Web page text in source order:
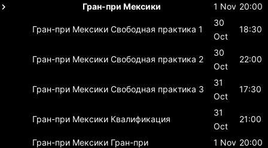
Гран-при Мексики 1 Nov 20:00
Гран-при Мексики Свободная практика 1
30
Oct
18:30
Гран-при Мексики Свободная практика 2
30
Oct
22:00
Гран-при Мексики Свободная практика 3
31
Oct
17:30
Гран-при Мексики Квалификация
31
Oct
21:00
Гран-при Мексики Гран-при 1 Nov 20:00